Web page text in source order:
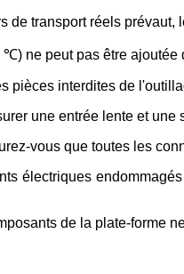
de transport réels
ne peut pas être ajoutée
pièces interdites de
une entrée lente et une
vous que toutes les
électriques
de la plate-forme